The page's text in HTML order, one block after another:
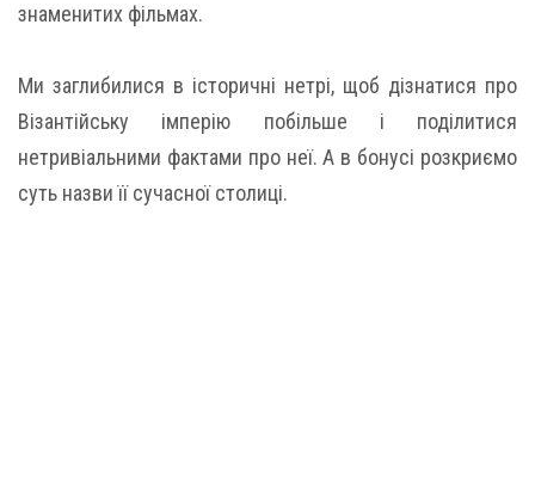
знаменитих фільмах.
Ми заглибилися в історичні нетрі, щоб дізнатися про
Візантійську імперію побільше і поділитися
нетривіальними фактами про неї. А в бонусі розкриємо
суть назви її сучасної столиці.